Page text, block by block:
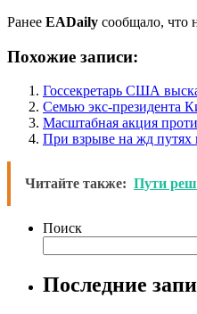
Ранее EADaily сообщало, что
Похожие записи:
Госсекретарь США
Семью экс-президента
Масштабная акция
При взрыве на жд путях
Читайте также: Пути
Поиск
Последние